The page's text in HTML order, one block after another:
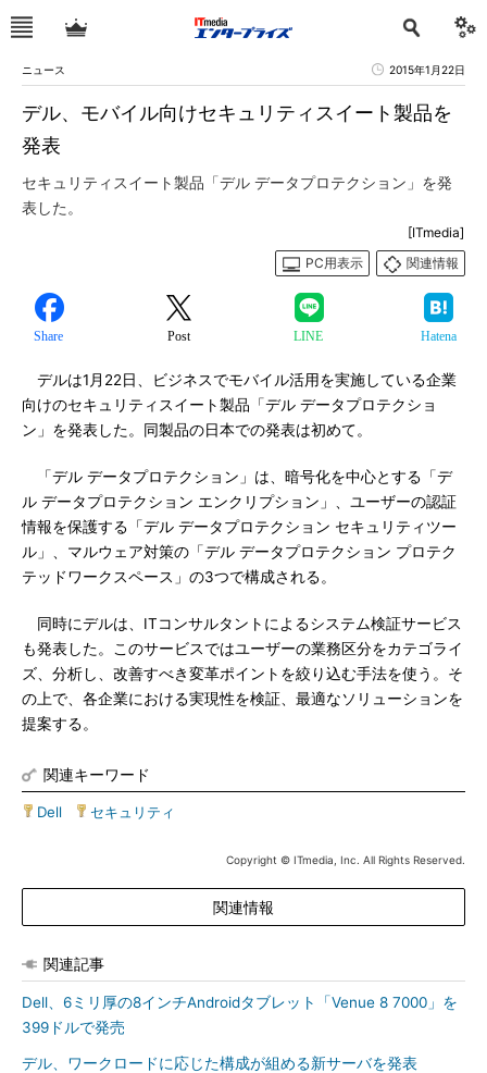
ニュース 2015年1月22日
デル、モバイル向けセキュリティスイート製品を
発表
セキュリティスイート製品「デル データプロテクション」を発
表した。
[ITmedia]
PC用表示
関連情報
Share Post LINE Hatena
デルは1月22日、ビジネスでモバイル活用を実施している企業
向けのセキュリティスイート製品「デル データプロテクショ
ン」を発表した。同製品の日本での発表は初めて。
「デル データプロテクション」は、暗号化を中心とする「デ
ル データプロテクション エンクリプション」、ユーザーの認証
情報を保護する「デル データプロテクション セキュリティツー
ル」、マルウェア対策の「デル データプロテクション プロテク
テッドワークスペース」の3つで構成される。
同時にデルは、ITコンサルタントによるシステム検証サービス
も発表した。このサービスではユーザーの業務区分をカテゴライ
ズ、分析し、改善すべき変革ポイントを絞り込む手法を使う。そ
の上で、各企業における実現性を検証、最適なソリューションを
提案する。
関連キーワード
Dell セキュリティ
Copyright © ITmedia, Inc. All Rights Reserved.
関連情報
関連記事
Dell、6ミリ厚の8インチAndroidタブレット「Venue 8 7000」を
399ドルで発売
デル、ワークロードに応じた構成が組める新サーバを発表